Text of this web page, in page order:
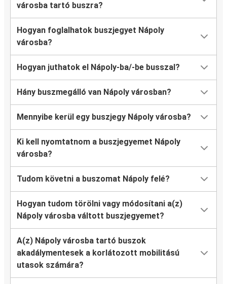
Macerata
Nápoly
Nápoly
Budapest
Frankfurt
Nápoly
Nápoly
Frankfurt
Nápoly
Nápoly
Macerata
városba tartó buszra?
Hogyan foglalhatok buszjegyet Nápoly
városba?
Hogyan juthatok el Nápoly-ba/-be busszal?
Hány buszmegálló van Nápoly városban?
Mennyibe kerül egy buszjegy Nápoly városba?
Ki kell nyomtatnom a buszjegyemet Nápoly
városba?
Tudom követni a buszomat Nápoly felé?
Hogyan tudom törölni vagy módosítani a(z)
Nápoly városba váltott buszjegyemet?
A(z) Nápoly városba tartó buszok
akadálymentesek a korlátozott mobilitású
utasok számára?